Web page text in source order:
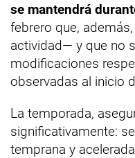
se mantendrá
febrero que,
actividad— y que no
modificaciones
observadas al inicio
La temporada,
significativamente:
temprana y